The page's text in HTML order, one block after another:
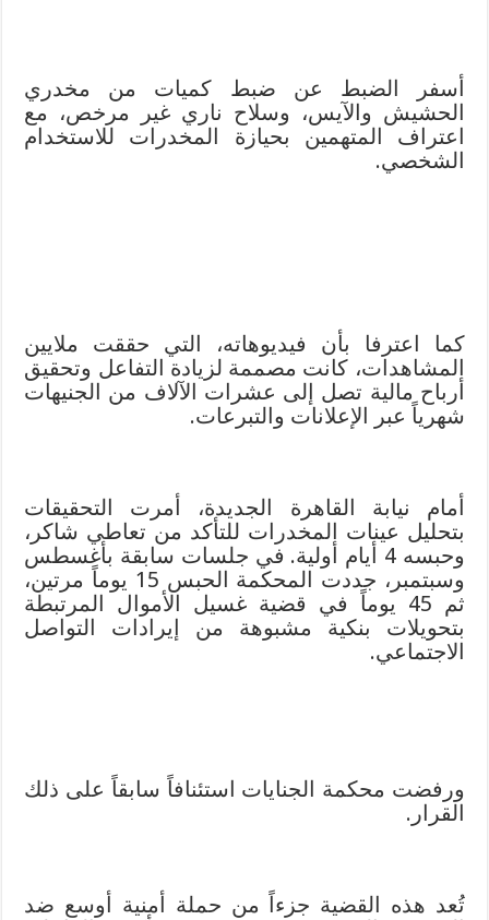
أسفر الضبط عن ضبط كميات من مخدري
الحشيش والآيس، وسلاح ناري غير مرخص، مع
اعتراف المتهمين بحيازة المخدرات للاستخدام
الشخصي.
كما اعترفا بأن فيديوهاته، التي حققت ملايين
المشاهدات، كانت مصممة لزيادة التفاعل وتحقيق
أرباح مالية تصل إلى عشرات الآلاف من الجنيهات
شهرياً عبر الإعلانات والتبرعات.
أمام نيابة القاهرة الجديدة، أمرت التحقيقات
بتحليل عينات المخدرات للتأكد من تعاطي شاكر،
وحبسه 4 أيام أولية. في جلسات سابقة بأغسطس
وسبتمبر، جددت المحكمة الحبس 15 يوماً مرتين،
ثم 45 يوماً في قضية غسيل الأموال المرتبطة
بتحويلات بنكية مشبوهة من إيرادات التواصل
الاجتماعي.
ورفضت محكمة الجنايات استئنافاً سابقاً على ذلك
القرار.
تُعد هذه القضية جزءاً من حملة أمنية أوسع ضد